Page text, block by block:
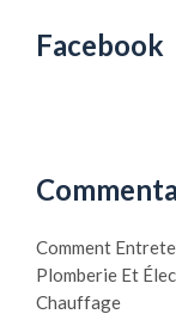
Facebook
Comment
Plomberie Et
Chauffage